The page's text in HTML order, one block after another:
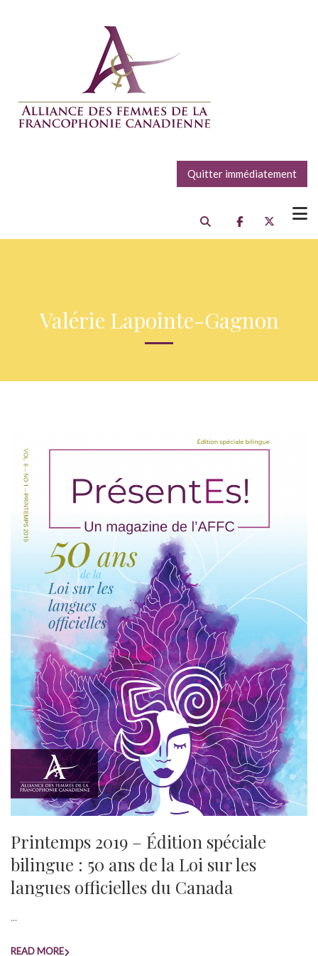
Quitter immédiatement
Valérie Lapointe-Gagnon
Printemps 2019 – Édition spéciale
bilingue : 50 ans de la Loi sur les
langues officielles du Canada
...
READ MORE